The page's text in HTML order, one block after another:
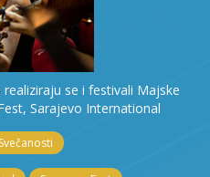
se i festivali Majske
Sarajevo International